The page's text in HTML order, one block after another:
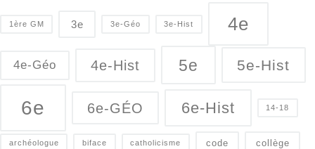
1ère GM 3e 3e-Géo 3e-Hist 4e
4e-Géo 4e-Hist 5e 5e-Hist
6e 6e-GÉO 6e-Hist 14-18
archéologue biface catholicisme code collège